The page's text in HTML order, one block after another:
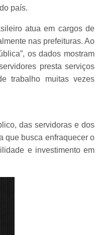
país.
atua em cargos de
nas prefeituras. Ao
os dados mostram
presta serviços
trabalho muitas vezes
das servidoras e dos
que busca enfraquecer o
e investimento em